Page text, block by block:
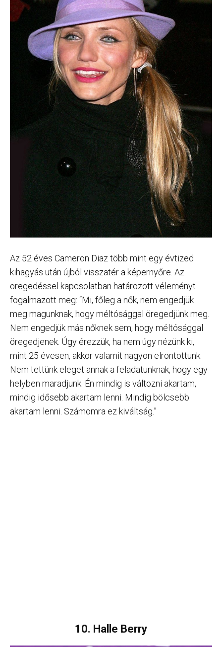
Az 52 éves Cameron Diaz több mint egy évtized
kihagyás után újból visszatér a képernyőre. Az
öregedéssel kapcsolatban határozott véleményt
fogalmazott meg: “Mi, főleg a nők, nem engedjük
meg magunknak, hogy méltósággal öregedjünk meg.
Nem engedjük más nőknek sem, hogy méltósággal
öregedjenek. Úgy érezzük, ha nem úgy nézünk ki,
mint 25 évesen, akkor valamit nagyon elrontottunk.
Nem tettünk eleget annak a feladatunknak, hogy egy
helyben maradjunk. Én mindig is változni akartam,
mindig idősebb akartam lenni. Mindig bölcsebb
akartam lenni. Számomra ez kiváltság.”
10. Halle Berry